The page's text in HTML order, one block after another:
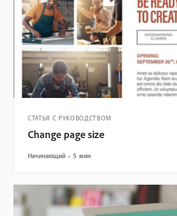
СТАТЬЯ С РУКОВОДСТВОМ
Change page size
Начинающий 5 мин